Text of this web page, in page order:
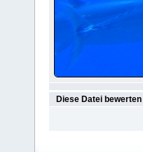
Diese Datei bewerten